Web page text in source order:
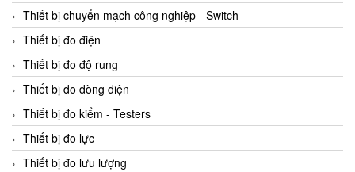
Thiết bị chuyển mạch công nghiệp - Switch
Thiết bị đo điện
Thiết bị đo độ rung
Thiết bị đo dòng điện
Thiết bị đo kiểm - Testers
Thiết bị đo lực
Thiết bị đo lưu lượng